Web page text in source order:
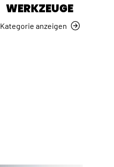
WERKZEUGE
Kategorie anzeigen